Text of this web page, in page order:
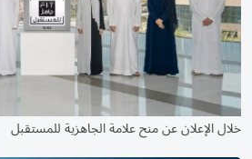
خلال الإعلان عن منح علامة الجاهزية للمستقبل